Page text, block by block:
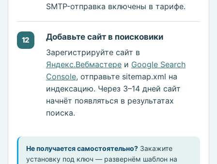
SMTP-отправка включены в тарифе.
12
Добавьте сайт в поисковики
Зарегистрируйте сайт в
Яндекс.Вебмастере и Google Search
Console, отправьте sitemap.xml на
индексацию. Через 3–14 дней сайт
начнёт появляться в результатах
поиска.
Не получается самостоятельно? Закажите
установку под ключ — развернём шаблон на